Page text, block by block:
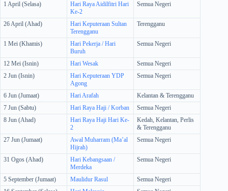
1 April (Selasa)
Hari Raya Aidilfitri Hari
Ke-2
Semua Negeri
26 April (Ahad)
Hari Keputeraan Sultan
Terengganu
Terengganu
1 Mei (Khamis)
Hari Pekerja / Hari
Buruh
Semua Negeri
12 Mei (Isnin) Hari Wesak
Semua Negeri
2 Jun (Isnin)
Hari Keputeraan YDP
Agong
Semua Negeri
6 Jun (Jumaat) Hari Arafah
Kelantan & Terengganu
7 Jun (Sabtu)
Hari Raya Haji / Korban
Semua Negeri
8 Jun (Ahad)
Hari Raya Haji Hari Ke-
2
Kedah, Kelantan, Perlis
& Terengganu
27 Jun (Jumaat)
Awal Muharram (Ma’al
Hijrah)
Semua Negeri
31 Ogos (Ahad)
Hari Kebangsaan /
Merdeka
Semua Negeri
5 September (Jumaat) Maulidur Rasul
Semua Negeri